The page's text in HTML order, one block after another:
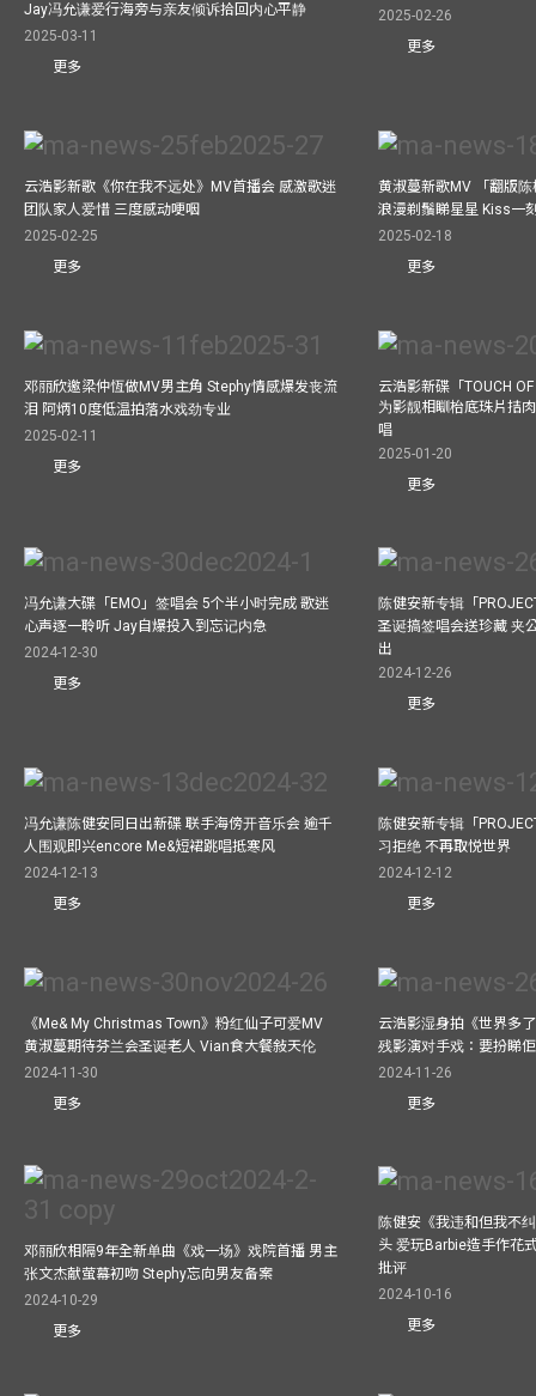
Jay冯允谦爱行海旁与亲友倾诉拾回内心平静
2025-03-11
更多
2025-02-26
更多
云浩影新歌《你在我不远处》MV首播会 感激歌迷
团队家人爱惜 三度感动哽咽
2025-02-25
更多
黄淑蔓新歌MV 「翻版
浪漫剃鬚睇星星 Kiss一
2025-02-18
更多
邓丽欣邀梁仲恆做MV男主角 Stephy情感爆发丧流
泪 阿炳10度低温拍落水戏劲专业
2025-02-11
更多
云浩影新碟「TOUCH
为影靓相瞓枱底珠片拮
唱
2025-01-20
更多
冯允谦大碟「EMO」签唱会 5个半小时完成 歌迷
心声逐一聆听 Jay自爆投入到忘记内急
2024-12-30
更多
陈健安新专辑「
圣诞搞签唱会送珍藏 夹
出
2024-12-26
更多
冯允谦陈健安同日出新碟 联手海傍开音乐会 逾千
人围观即兴encore Me&短裙跳唱抵寒风
2024-12-13
更多
陈健安新专辑「
习拒绝 不再取悦世界
2024-12-12
更多
《Me& My Christmas Town》粉红仙子可爱MV
黄淑蔓期待芬兰会圣诞老人 Vian食大餐敍天伦
2024-11-30
更多
云浩影湿身拍《世界多
残影演对手戏：要扮睇
2024-11-26
更多
邓丽欣相隔9年全新单曲《戏一场》戏院首播 男主
张文杰献萤幕初吻 Stephy忘向男友备案
2024-10-29
更多
陈健安《我违和但我不
头 爱玩Barbie造手作花
批评
2024-10-16
更多